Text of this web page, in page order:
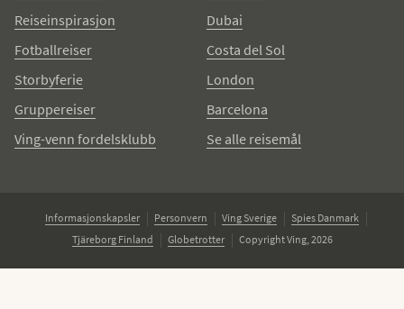
Reiseinspirasjon
Fotballreiser
Storbyferie
Gruppereiser
Ving-venn fordelsklubb
Dubai
Costa del Sol
London
Barcelona
Se alle reisemål
Informasjonskapsler Personvern Ving Sverige
Spies Danmark
Tjäreborg Finland
Globetrotter Copyright Ving, 2026